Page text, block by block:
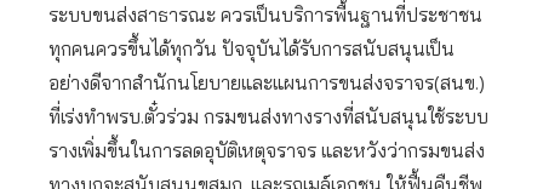
ระบบขนส่งสาธารณะ ควรเป็นบริการพื้นฐานที่ประชาชน
ทุกคนควรขึ้นได้ทุกวัน ปัจจุบันได้รับการสนับสนุนเป็น
อย่างดีจากสำนักนโยบายและแผนการขนส่งจราจร(สนข.)
ที่เร่งทำพรบ.ตั๋วร่วม กรมขนส่งทางรางที่สนับสนุนใช้ระบบ
รางเพิ่มขึ้นในการลดอุบัติเหตุจราจร และหวังว่ากรมขนส่ง
ทางบกจะสนับสนุนขสมก. และรถเมล์เอกชน ให้ฟื้นคืนชีพ